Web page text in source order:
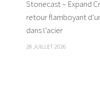
Stonecast – Expand
retour flamboyant
dans l’acier
28 JUILLET 2026